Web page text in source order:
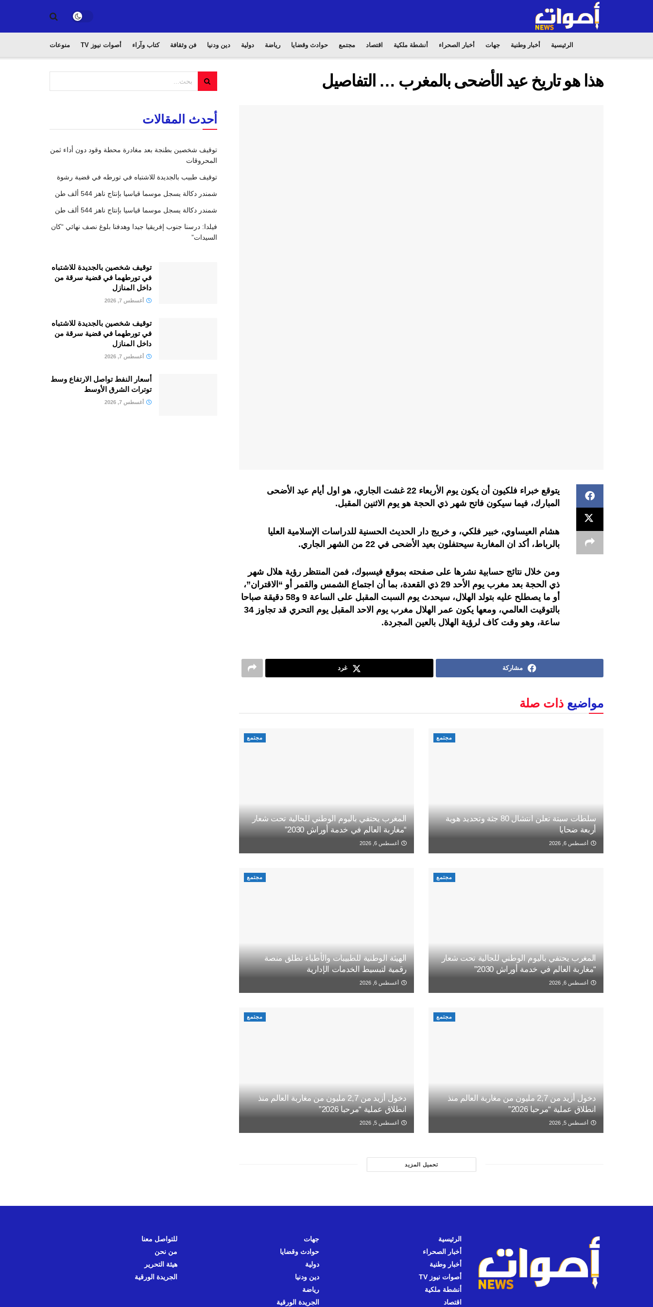
الرئيسية أخبار وطنية جهات أخبار الصحراء أنشطة ملكية اقتصاد مجتمع حوادث وقضايا رياضة دولية دين ودنيا فن وثقافة كتاب وآراء أصوات نيوز TV منوعات
هذا هو تاريخ عيد الأضحى بالمغرب … التفاصيل
يتوقع خبراء فلكيون أن يكون يوم الأربعاء 22 غشت الجاري، هو اول أيام عيد الأضحى
المبارك، فيما سيكون فاتح شهر ذي الحجة هو يوم الاثنين المقبل.
هشام العيساوي، خبير فلكي، و خريج دار الحديث الحسنية للدراسات الإسلامية العليا
بالرباط، أكد ان المغاربة سيحتفلون بعيد الأضحى في 22 من الشهر الجاري.
ومن خلال نتائج حسابية نشرها على صفحته بموقع فيسبوك، فمن المنتظر رؤية هلال شهر
ذي الحجة بعد مغرب يوم الأحد 29 ذي القعدة، بما أن اجتماع الشمس والقمر أو “الاقتران”،
أو ما يصطلح عليه بتولد الهلال، سيحدث يوم السبت المقبل على الساعة 9 و58 دقيقة صباحا
بالتوقيت العالمي، ومعها يكون عمر الهلال مغرب يوم الاحد المقبل يوم التحري قد تجاوز 34
ساعة، وهو وقت كاف لرؤية الهلال بالعين المجردة.
مشاركة غرد
مواضيع ذات صلة
مجتمع
سلطات سبتة تعلن انتشال 80 جثة وتحديد هوية
أربعة ضحايا
أغسطس 6, 2026
مجتمع
المغرب يحتفي باليوم الوطني للجالية تحت شعار
“مغاربة العالم في خدمة أوراش 2030”
أغسطس 6, 2026
مجتمع
المغرب يحتفي باليوم الوطني للجالية تحت شعار
“مغاربة العالم في خدمة أوراش 2030”
أغسطس 6, 2026
مجتمع
الهيئة الوطنية للطبيبات والأطباء تطلق منصة
رقمية لتبسيط الخدمات الإدارية
أغسطس 6, 2026
مجتمع
دخول أزيد من 2,7 مليون من مغاربة العالم منذ
انطلاق عملية “مرحبا 2026”
أغسطس 5, 2026
مجتمع
دخول أزيد من 2,7 مليون من مغاربة العالم منذ
انطلاق عملية “مرحبا 2026”
أغسطس 5, 2026
تحميل المزيد
أحدث المقالات
توقيف شخصين بطنجة بعد مغادرة محطة وقود دون أداء ثمن
المحروقات
توقيف طبيب بالجديدة للاشتباه في تورطه في قضية رشوة
شمندر دكالة يسجل موسما قياسيا بإنتاج ناهز 544 ألف طن
شمندر دكالة يسجل موسما قياسيا بإنتاج ناهز 544 ألف طن
فيلدا: درسنا جنوب إفريقيا جيدا وهدفنا بلوغ نصف نهائي “كان
السيدات”
توقيف شخصين بالجديدة للاشتباه
في تورطهما في قضية سرقة من
داخل المنازل
أغسطس 7, 2026
توقيف شخصين بالجديدة للاشتباه
في تورطهما في قضية سرقة من
داخل المنازل
أغسطس 7, 2026
أسعار النفط تواصل الارتفاع وسط
توترات الشرق الأوسط
أغسطس 7, 2026
الرئيسية
أخبار الصحراء
أخبار وطنية
أصوات نيوز TV
أنشطة ملكية
اقتصاد
جهات
حوادث وقضايا
دولية
دين ودنيا
رياضة
الجريدة الورقية
للتواصل معنا
من نحن
هيئة التحرير
الجريدة الورقية